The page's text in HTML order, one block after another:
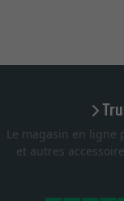
Le magasin en ligne
et autres